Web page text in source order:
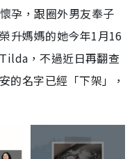
孕，跟圈外男友奉子
升媽媽的她今年1月16
，不過近日再翻查
的名字已經「下架」，